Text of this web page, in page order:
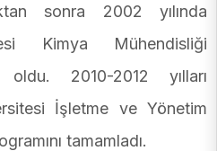
sonra 2002 yılında
Kimya Mühendisliği
oldu. 2010-2012 yılları
İşletme ve Yönetim
tamamladı.